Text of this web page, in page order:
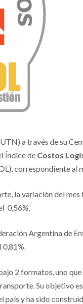
a través de su
Índice de Costos
correspondiente al
la variación del
0,56%.
Argentina de
0,81%.
2 formatos, uno
Su objetivo
país y ha sido